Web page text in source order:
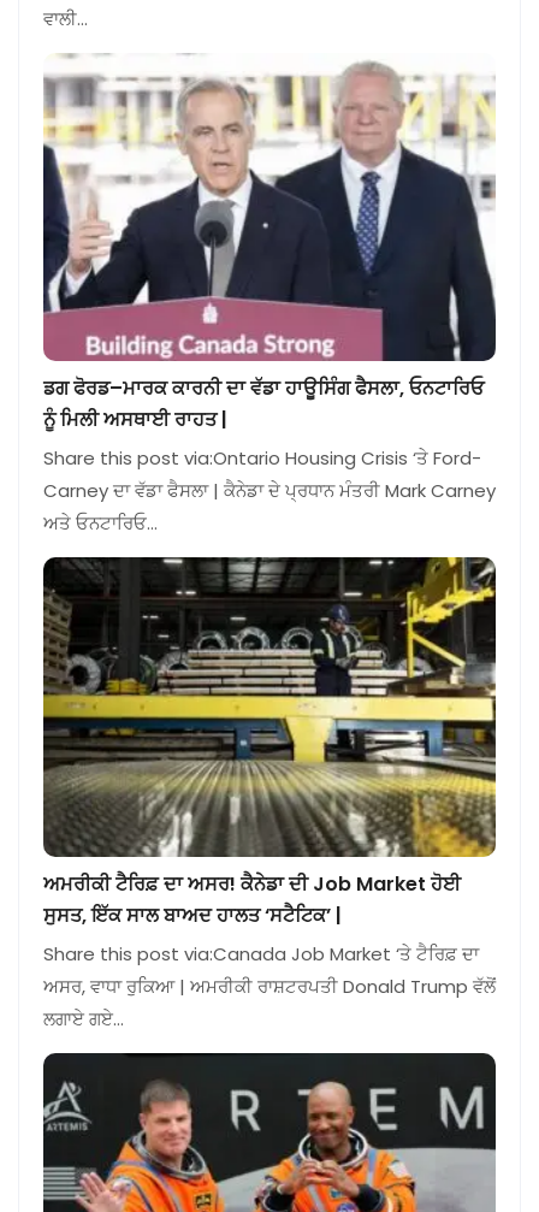
ਵਾਲੀ…
ਡਗ ਫੋਰਡ–ਮਾਰਕ ਕਾਰਨੀ ਦਾ ਵੱਡਾ ਹਾਊਸਿੰਗ ਫੈਸਲਾ, ਓਨਟਾਰਿਓ
ਨੂੰ ਮਿਲੀ ਅਸਥਾਈ ਰਾਹਤ |
Share this post via:Ontario Housing Crisis ‘ਤੇ Ford-
Carney ਦਾ ਵੱਡਾ ਫੈਸਲਾ | ਕੈਨੇਡਾ ਦੇ ਪ੍ਰਧਾਨ ਮੰਤਰੀ Mark Carney
ਅਤੇ ਓਨਟਾਰਿਓ…
ਅਮਰੀਕੀ ਟੈਰਿਫ਼ ਦਾ ਅਸਰ! ਕੈਨੇਡਾ ਦੀ Job Market ਹੋਈ
ਸੁਸਤ, ਇੱਕ ਸਾਲ ਬਾਅਦ ਹਾਲਤ ‘ਸਟੈਟਿਕ’ |
Share this post via:Canada Job Market ‘ਤੇ ਟੈਰਿਫ਼ ਦਾ
ਅਸਰ, ਵਾਧਾ ਰੁਕਿਆ | ਅਮਰੀਕੀ ਰਾਸ਼ਟਰਪਤੀ Donald Trump ਵੱਲੋਂ
ਲਗਾਏ ਗਏ…